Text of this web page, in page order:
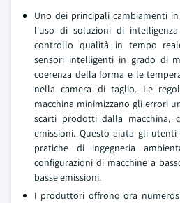
Uno dei principali cambiamenti
l'uso di soluzioni di
controllo qualità in tempo
sensori intelligenti in grado di
coerenza della forma e le
nella camera di taglio. Le
macchina minimizzano gli errori
scarti prodotti dalla macchina,
emissioni. Questo aiuta gli
pratiche di ingegneria
configurazioni di macchine a
basse emissioni.
I produttori offrono ora